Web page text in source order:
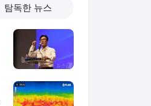
탐독한 뉴스